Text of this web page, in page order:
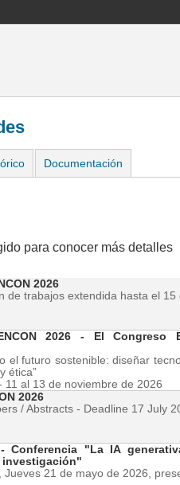
Documentación
para conocer más detalles
2026
de trabajos extendida hasta el 15
2026 - El
el futuro sostenible: diseñar
ética”
11 al 13 de noviembre de 2026
2026
/ Abstracts - Deadline 17 July
- Conferencia "La IA
investigación"
Jueves 21 de mayo de 2026,